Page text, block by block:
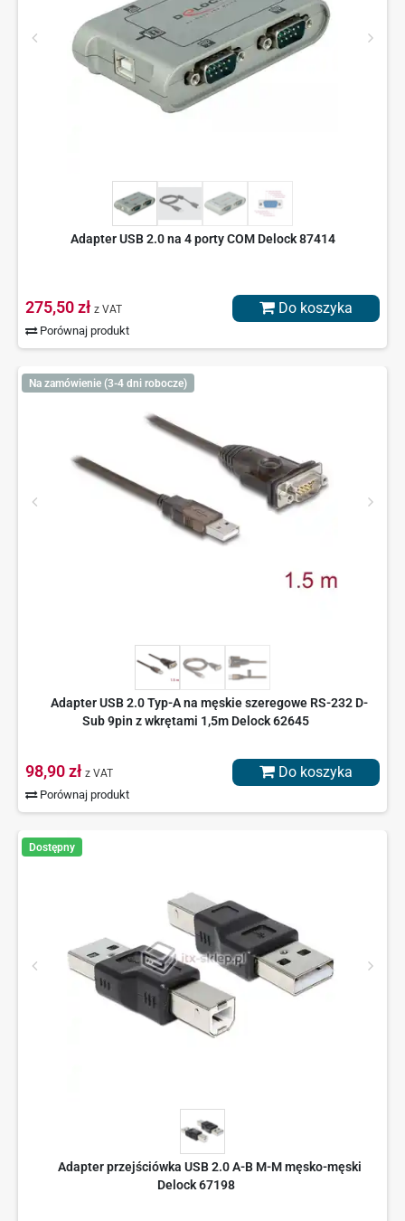
Adapter USB 2.0 na 4 porty COM Delock 87414
275,50 zł z VAT
Porównaj produkt
Do koszyka
Na zamówienie (3-4 dni robocze)
Adapter USB 2.0 Typ-A na męskie szeregowe RS-232 D-
Sub 9pin z wkrętami 1,5m Delock 62645
98,90 zł z VAT
Porównaj produkt
Do koszyka
Dostępny
Adapter przejściówka USB 2.0 A-B M-M męsko-męski
Delock 67198